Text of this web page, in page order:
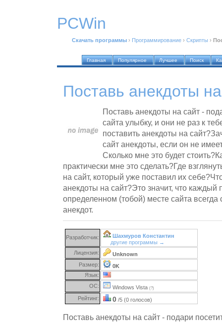
PCWin
Скачать программы › Программирование › Скрипты ›
Главная Популярное Лучшее Поиск
Поставь анекдоты
Поставь анекдоты на сайт -
сайта улыбку, и они не раз к
поставить анекдоты на
сайт анекдоты, если он не
Сколько мне это будет
практически мне это сделать?Где
на сайт, который уже поставил их
анекдоты на сайт?Это значит, что каждый
определенном (тобой) месте сайта
анекдот.
Разработчик:
Шахмуров Константин
другие программы →
Лицензия:
Unknown
Размер:
0K
Язык:
ОС:
Windows Vista (?)
Рейтинг: 0 /5 (0 голосов)
Поставь анекдоты на сайт - подари